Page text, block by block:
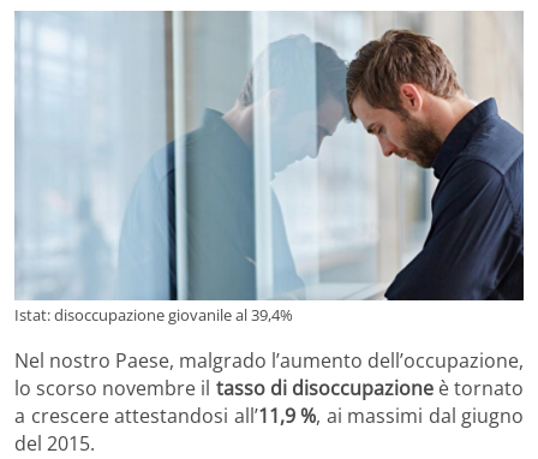
Istat: disoccupazione giovanile al 39,4%
Nel nostro Paese, malgrado l’aumento dell’occupazione,
lo scorso novembre il tasso di disoccupazioneè tornato
a crescere attestandosi all’11,9 %, ai massimi dal giugno
del 2015.